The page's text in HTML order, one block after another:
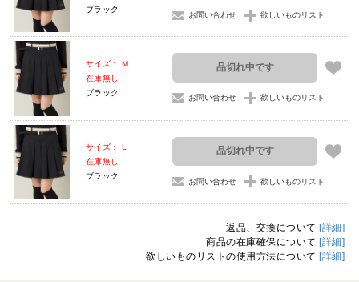
ブラック
お問い合わせ 欲しいものリスト
サイズ： M
在庫無し
ブラック
品切れ中です
お問い合わせ 欲しいものリスト
サイズ： L
在庫無し
ブラック
品切れ中です
お問い合わせ 欲しいものリスト
返品、交換について [詳細]
商品の在庫確保について [詳細]
欲しいものリストの使用方法について [詳細]